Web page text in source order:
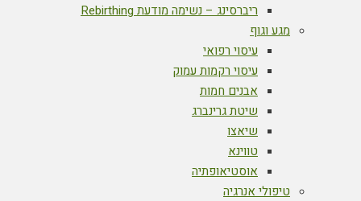
ריברסינג – נשימה מודעת Rebirthing
מגע וגוף
עיסוי רפואי
עיסוי רקמות עמוק
אבנים חמות
שיטת גרינברג
שיאצו
טווינא
אוסטיאופתיה
טיפולי אנרגיה